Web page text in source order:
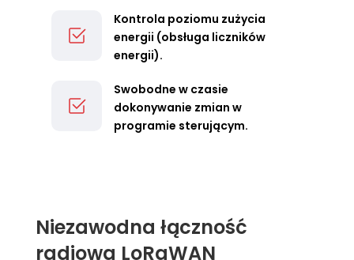
Kontrola poziomu zużycia
energii (obsługa liczników
energii).
Swobodne w czasie
dokonywanie zmian w
programie sterującym.
Niezawodna łączność
radiowa LoRaWAN